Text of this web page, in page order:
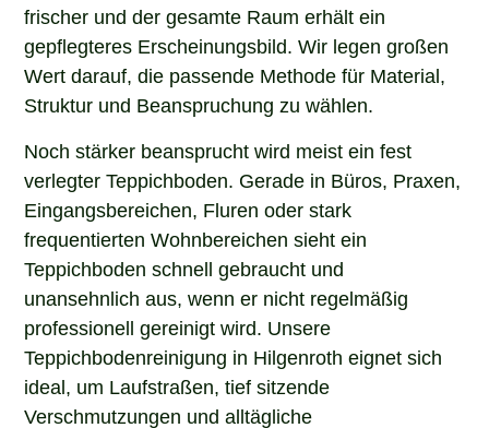
frischer und der gesamte Raum erhält ein
gepflegteres Erscheinungsbild. Wir legen großen
Wert darauf, die passende Methode für Material,
Struktur und Beanspruchung zu wählen.
Noch stärker beansprucht wird meist ein fest
verlegter Teppichboden. Gerade in Büros, Praxen,
Eingangsbereichen, Fluren oder stark
frequentierten Wohnbereichen sieht ein
Teppichboden schnell gebraucht und
unansehnlich aus, wenn er nicht regelmäßig
professionell gereinigt wird. Unsere
Teppichbodenreinigung in Hilgenroth eignet sich
ideal, um Laufstraßen, tief sitzende
Verschmutzungen und alltägliche